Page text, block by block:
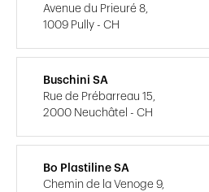
Avenue du Prieuré 8,
1009 Pully - CH
Buschini SA
Rue de Prébarreau 15,
2000 Neuchâtel - CH
Bo Plastiline SA
Chemin de la Venoge 9,